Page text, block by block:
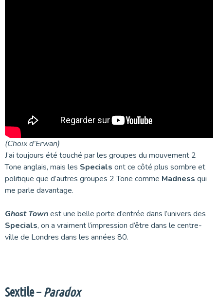
(Choix d’Erwan)
J’ai toujours été touché par les groupes du mouvement 2
Tone anglais, mais les Specials ont ce côté plus sombre et
politique que d’autres groupes 2 Tone comme Madness qui
me parle davantage.
Ghost Townest une belle porte d’entrée dans l’univers des
Specials, on a vraiment l’impression d’être dans le centre-
ville de Londres dans les années 80.
Sextile – Paradox